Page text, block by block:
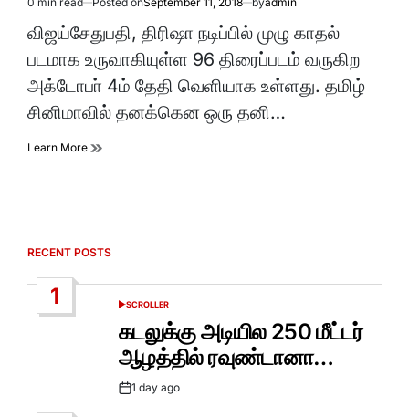
Estimated
read
time
விஜய்சேதுபதி, திரிஷா நடிப்பில் முழு காதல்
படமாக உருவாகியுள்ள 96 திரைப்படம் வருகிற
அக்டோபா் 4ம் தேதி வெளியாக உள்ளது. தமிழ்
சினிமாவில் தனக்கென ஒரு தனி…
Learn More
RECENT POSTS
1
POSTED
SCROLLER
கடலுக்கு அடியில 250 மீட்டர்
ஆழத்தில் ரவுண்டானா…
Post1 day ago